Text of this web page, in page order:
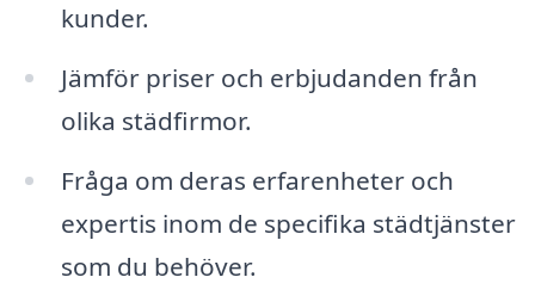
kunder.
Jämför priser och erbjudanden från
olika städfirmor.
Fråga om deras erfarenheter och
expertis inom de specifika städtjänster
som du behöver.